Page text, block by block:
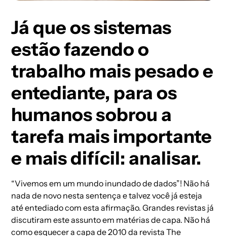
Já que os sistemas
estão fazendo o
trabalho mais pesado e
entediante, para os
humanos sobrou a
tarefa mais importante
e mais difícil: analisar.
“Vivemos em um mundo inundado de dados”! Não há
nada de novo nesta sentença e talvez você já esteja
até entediado com esta afirmação. Grandes revistas já
discutiram este assunto em matérias de capa. Não há
como esquecer a capa de 2010 da revista The